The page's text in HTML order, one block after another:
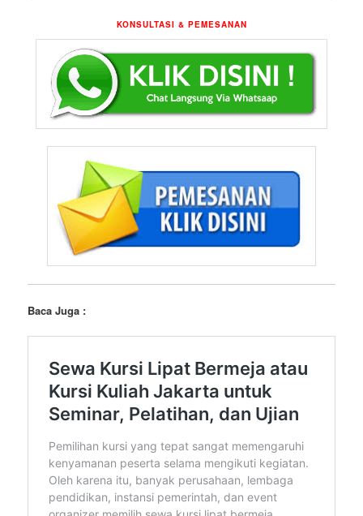
KONSULTASI & PEMESANAN
Baca Juga :